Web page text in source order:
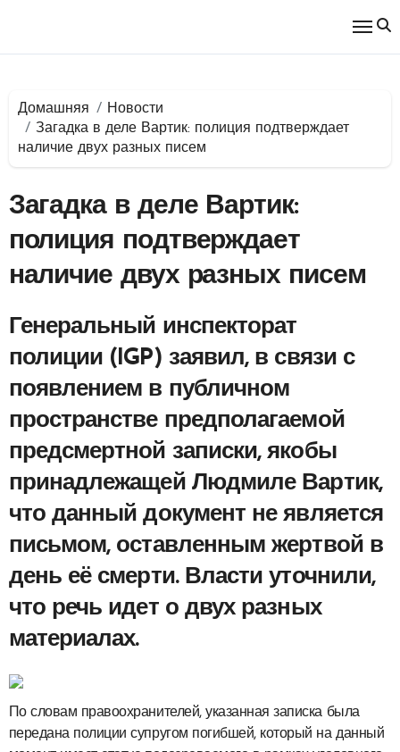
Домашняя
Новости
Загадка в деле Вартик: полиция подтверждает
наличие двух разных писем
Загадка в деле Вартик:
полиция подтверждает
наличие двух разных писем
Генеральный инспекторат
полиции (IGP) заявил, в связи с
появлением в публичном
пространстве предполагаемой
предсмертной записки, якобы
принадлежащей Людмиле Вартик,
что данный документ не является
письмом, оставленным жертвой в
день её смерти. Власти уточнили,
что речь идет о двух разных
материалах.
По словам правоохранителей, указанная записка была
передана полиции супругом погибшей, который на данный